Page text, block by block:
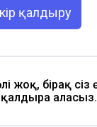
қалдыру
жоқ, бірақ сіз
қалдыра аласыз.